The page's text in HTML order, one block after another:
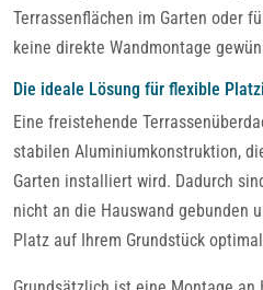
Terrassenflächen im Garten oder
keine direkte Wandmontage
Die ideale Lösung für flexible
Eine freistehende
stabilen Aluminiumkonstruktion,
Garten installiert wird. Dadurch
nicht an die Hauswand gebunden
Platz auf Ihrem Grundstück